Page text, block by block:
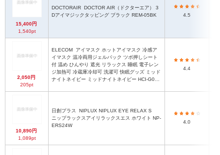
15,400円
1,540pt
DOCTORAIR
Dアイマジックタッピング ブラック REM-05BK
4.5
2,050円
205pt
ELECOM
イマスク 温冷両用ジェルパック ツボ押しシート
付 温め ひんやり 遮光 リラックス 睡眠 電子レン
ジ加熱可 冷蔵庫冷却可 洗濯可 快眠グッズ ミッド
ナイトネイビー ミッドナイトネイビー HCI-G01N
4.4
10,890円
1,089pt
日創プラス
ニップラックスアイリラックスエス ホワイト NP-
ERS24W
4.0